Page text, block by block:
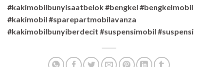
#kakimobilbunyisaatbelok #bengkel #bengkelmobil
#kakimobil #sparepartmobilavanza
#kakimobilbunyiberdecit #suspensimobil #suspensi